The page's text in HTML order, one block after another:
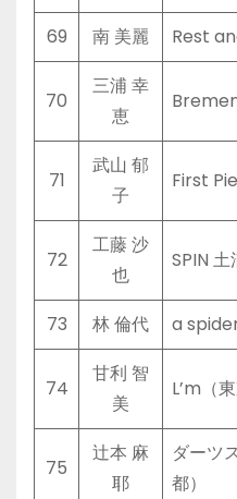
69 南 美麗 Rest
70
三浦 幸
恵
71
武山 郁
子
First
72
工藤 沙
也
SPIN 土
73 林 倫代 a
74
甘利 智
美
L’m（
75
辻本 麻
耶
ダーツ
都）